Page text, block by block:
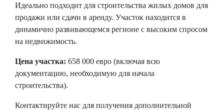
Идеально подходит для строительства жилых домов для
продажи или сдачи в аренду. Участок находится в
динамично развивающемся регионе с высоким спросом
на недвижимость.
Цена участка: 658 000 евро (включая всю
документацию, необходимую для начала
строительства).
Контактируйте нас для получения дополнительной